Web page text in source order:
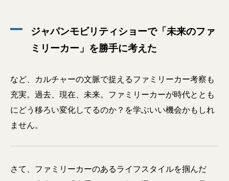
ジャパンモビリティショーで「未来のファ
ミリーカー」を勝手に考えた
など、カルチャーの文脈で捉えるファミリーカー考察も
充実。過去、現在、未来。ファミリーカーが時代ととも
にどう移ろい変化してるのか？を学ぶいい機会かもしれ
ません。
さて、ファミリーカーのあるライフスタイルを掴んだ